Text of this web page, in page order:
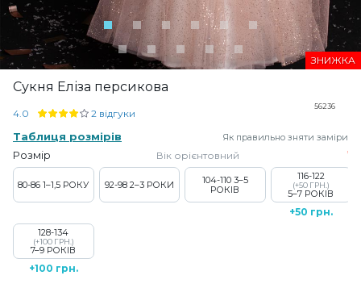
ЗНИЖКА
Сукня Еліза персикова
56236
4.0 2 відгуки
Таблиця розмірів Як правильно зняти заміри
Розмір Вік орієнтовний
80-86 1–1,5 РОКУ 92-98 2–3 РОКИ 104-110 3–5
РОКІВ
116-122
(+50 ГРН.)
5–7 РОКІВ
+50 грн.
128-134
(+100 ГРН.)
7–9 РОКІВ
+100 грн.